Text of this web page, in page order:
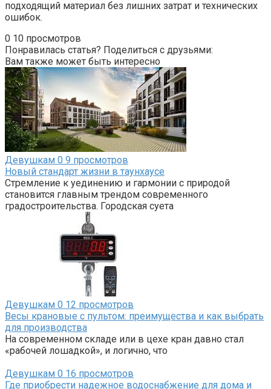
подходящий материал без лишних затрат и технических
ошибок.
0 10 просмотров
Понравилась статья? Поделиться с друзьями:
Вам также может быть интересно
Девушкам 0 9 просмотров
Новый стандарт жизни в таунхаусе
Стремление к уединению и гармонии с природой
становится главным трендом современного
градостроительства. Городская суета
Девушкам 0 12 просмотров
Весы крановые с пультом: преимущества и как выбрать
для производства
На современном складе или в цехе кран давно стал
«рабочей лошадкой», и логично, что
Девушкам 0 16 просмотров
Где приобрести надежное водоснабжение для дома и